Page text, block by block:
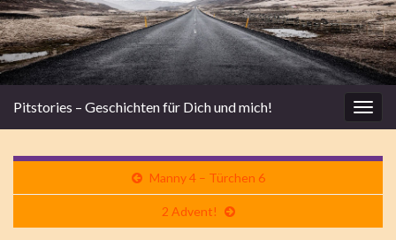
Pitstories – Geschichten für Dich und mich!
Manny 4 – Türchen 6
2 Advent!